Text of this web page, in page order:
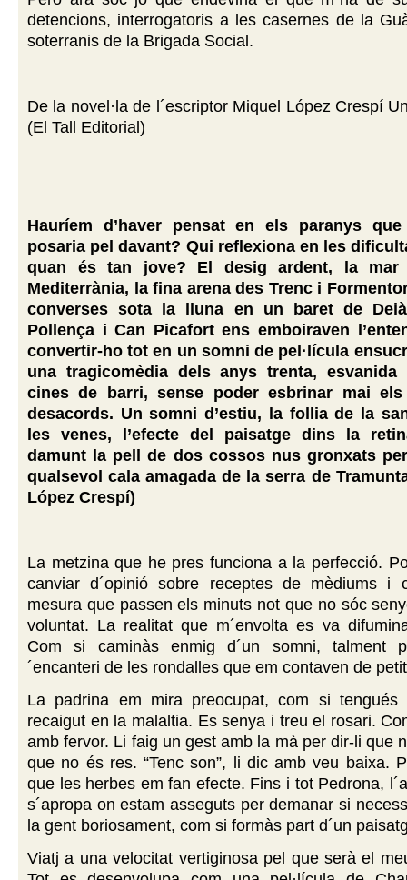
detencions, interrogatoris a les casernes de la
soterranis de la Brigada Social.
De la novel·la de l´escriptor Miquel López Crespí
(El Tall Editorial)
Hauríem d’haver pensat en els paranys
posaria pel davant? Qui reflexiona en les
quan és tan jove? El desig ardent, la
Mediterrània, la fina arena des Trenc i
converses sota la lluna en un baret de
Pollença i Can Picafort ens emboiraven
convertir-ho tot en un somni de pel·lícula
una tragicomèdia dels anys trenta, esvanida
cines de barri, sense poder esbrinar mai
desacords. Un somni d’estiu, la follia de la
les venes, l’efecte del paisatge dins la
damunt la pell de dos cossos nus gronxats
qualsevol cala amagada de la serra de
López Crespí)
La metzina que he pres funciona a la perfecció.
canviar d´opinió sobre receptes de mèdiums i
mesura que passen els minuts not que no sóc
voluntat. La realitat que m´envolta es va
Com si caminàs enmig d´un somni, talment
´encanteri de les rondalles que em contaven de
La padrina em mira preocupat, com si
recaigut en la malaltia. Es senya i treu el rosari.
amb fervor. Li faig un gest amb la mà per dir-li que
que no és res. “Tenc son”, li dic amb veu baixa.
que les herbes em fan efecte. Fins i tot Pedrona,
s´apropa on estam asseguts per demanar si
la gent boriosament, com si formàs part d´un
Viatj a una velocitat vertiginosa pel que serà el